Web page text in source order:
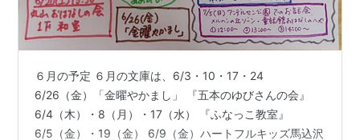
６月の予定 ６月の文庫は、6/3・10・17・24
6/26（金）「金曜やかまし」 『五本のゆびさんの会』
6/4（木）・8（月）・17（水） 『ふなっこ教室』
6/5（金）・19（金） 6/9（金）ハートフルキッズ馬込沢